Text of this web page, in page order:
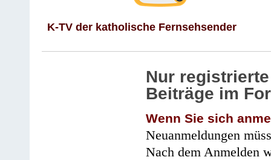
K-TV der katholische Fernsehsender
Nur
Beiträge im
Wenn Sie sich
Neuanmeldungen
Nach dem Anmelden